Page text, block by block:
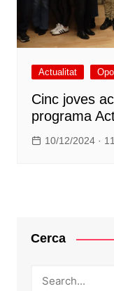
Actualitat
Cinc joves
programa
10/12/2024 ·
Cerca